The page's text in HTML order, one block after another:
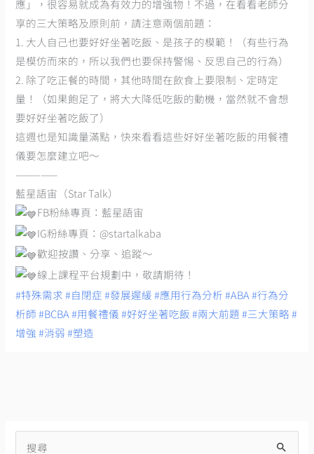
應」，很容易就成為有效力的增強物！不過，在看看老師分
享的三大策略及原則前，請注意兩個前題：
1. 大人自己也要好好坐著吃飯、是孩子的模範！（有些行為
是模仿而來的，所以我們也要保持警惕、反思自己的行為）
2. 除了吃正餐的時間，其他時間在飲食上要限制、定時定
量！（如果飽足了，將大大降低吃飯的動機，當然就不會想
要好好坐著吃飯了）
這週也是知識量滿點，快來看看這些好好坐著吃飯的用餐禮
儀要怎麼建立吧～
—————
藍星語宙（Star Talk）
FB粉絲專頁：藍星語宙
IG粉絲專頁：@startalkaba
歡迎按讚、分享、追蹤～
線上課程平台規劃中，敬請期待！
#特殊需求#自閉症#發展遲緩#應用行為分析#ABA#行為分
析師#BCBA#用餐禮儀#好好坐著吃飯#兩大前題#三大策略#
增強#消弱#塑造